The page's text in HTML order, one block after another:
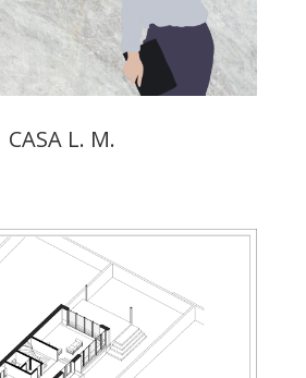
CASA L. M.